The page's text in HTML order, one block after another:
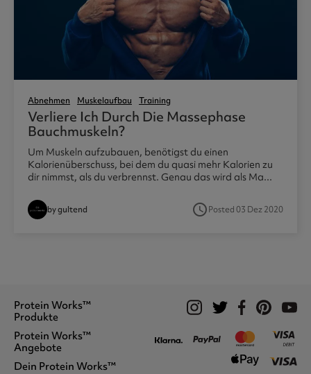
Abnehmen Muskelaufbau Training
Verliere Ich Durch Die Massephase
Bauchmuskeln?
Um Muskeln aufzubauen, benötigst du einen
Kalorienüberschuss, bei dem du quasi mehr Kalorien zu
dir nimmst, als du verbrennst. Genau das wird als Ma...
by gultend access_timePosted 03 Dez 2020
Protein Works™
Produkte
Proteinshakes
Vegan
Protein Snacks
Protein Works™
Angebote
Wofür Wir Stehen
Dein Protein Works™